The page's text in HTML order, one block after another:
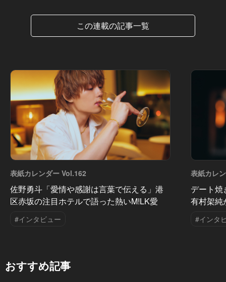
この連載の記事一覧
表紙カレンダー Vol.162
佐野勇斗「愛情や感謝は言葉で伝える」港
区赤坂の注目ホテルで語った熱いM!LK愛
#インタビュー
表紙カレ
デート
有村架純
#インタ
おすすめ記事